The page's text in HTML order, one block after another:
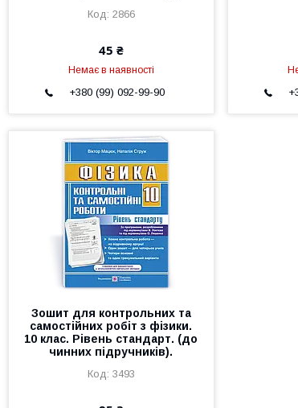
2866
45 ₴
Немає в наявності
+380 (99) 092-99-90
Зошит для контрольних та
самостійних робіт з фізики.
10 клас. Рівень стандарт. (до
чинних підручників).
3493